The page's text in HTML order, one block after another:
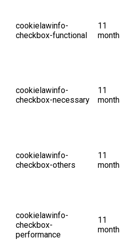
cookielawinfo-
checkbox-functional
11
cookielawinfo-
checkbox-necessary
11
cookielawinfo-
checkbox-others
11
cookielawinfo-
checkbox-
performance
11